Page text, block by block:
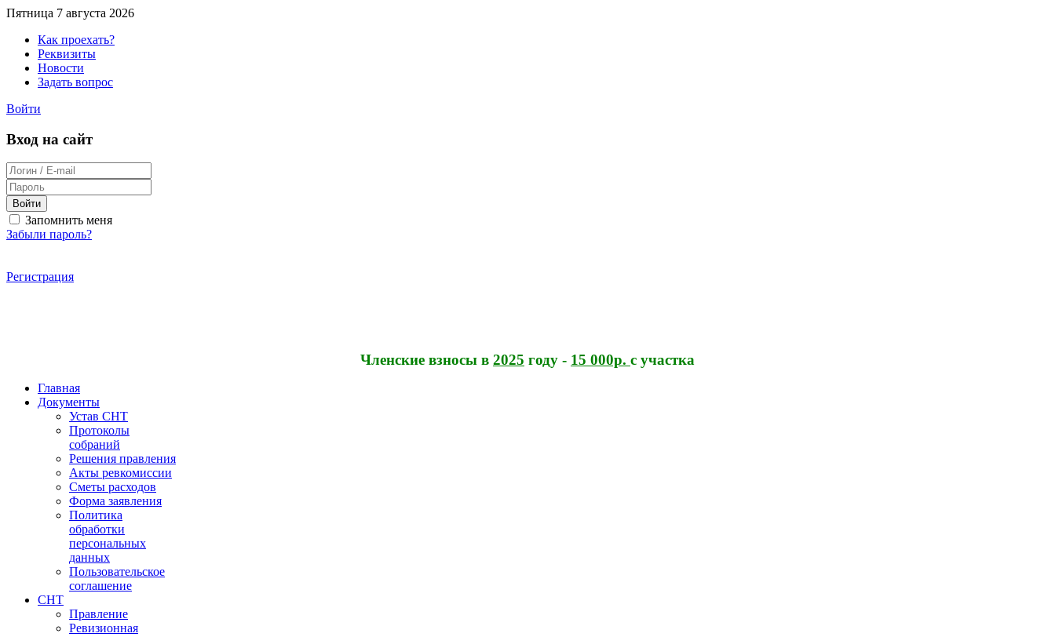
Пятница 7 августа 2026
Как проехать?
Реквизиты
Новости
Задать вопрос
Войти
Вход на сайт
Войти
Запомнить меня
Забыли пароль?
Регистрация
Членские взносы в 2025 году - 15 000р. с участка
Главная
Документы
Устав СНТ
Протоколы
собраний
Решения правления
Акты ревкомиссии
Сметы расходов
Форма заявления
Политика
обработки
персональных
данных
Пользовательское
соглашение
СНТ
Правление
Ревизионная